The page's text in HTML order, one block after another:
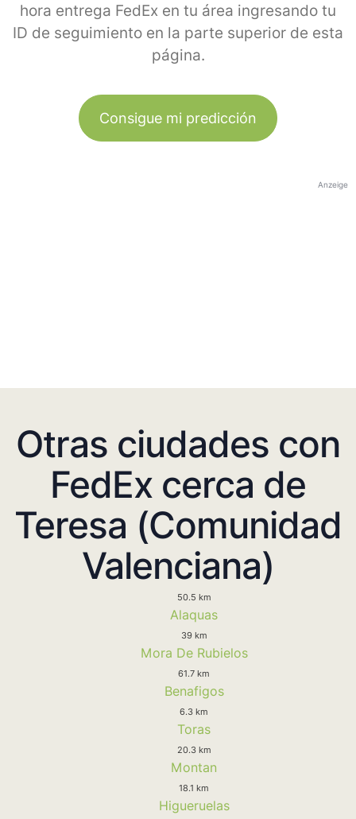
hora entrega FedEx en tu área ingresando tu
ID de seguimiento en la parte superior de esta
página.
Consigue mi predicción
Anzeige
Otras ciudades con
FedEx cerca de
Teresa (Comunidad
Valenciana)
50.5 km
Alaquas
39 km
Mora De Rubielos
61.7 km
Benafigos
6.3 km
Toras
20.3 km
Montan
18.1 km
Higueruelas